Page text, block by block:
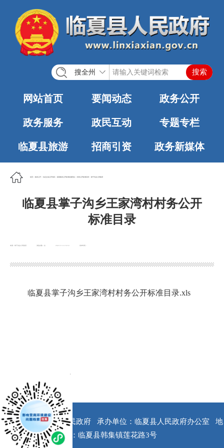
搜全州
网站首页 要闻动态 政务公开
政务服务 政民互动 专题专栏
临夏县旅游 招商引资 政务新媒体
首页 政务公开 法定主动公开内容 基层政务公开标准化规范化 村务公开标准目录 掌子沟乡人民政府
临夏县掌子沟乡王家湾村村务公开
标准目录
来源：掌子沟乡人民政府 浏览次数： 发布时间：
2022-11-14 16:53
临夏县掌子沟乡王家湾村村务公开标准目录.xls
版权所有：临夏县人民政府 承办单位：临夏县人民政府办公室
地
址：临夏县韩集镇莲花路3号
x